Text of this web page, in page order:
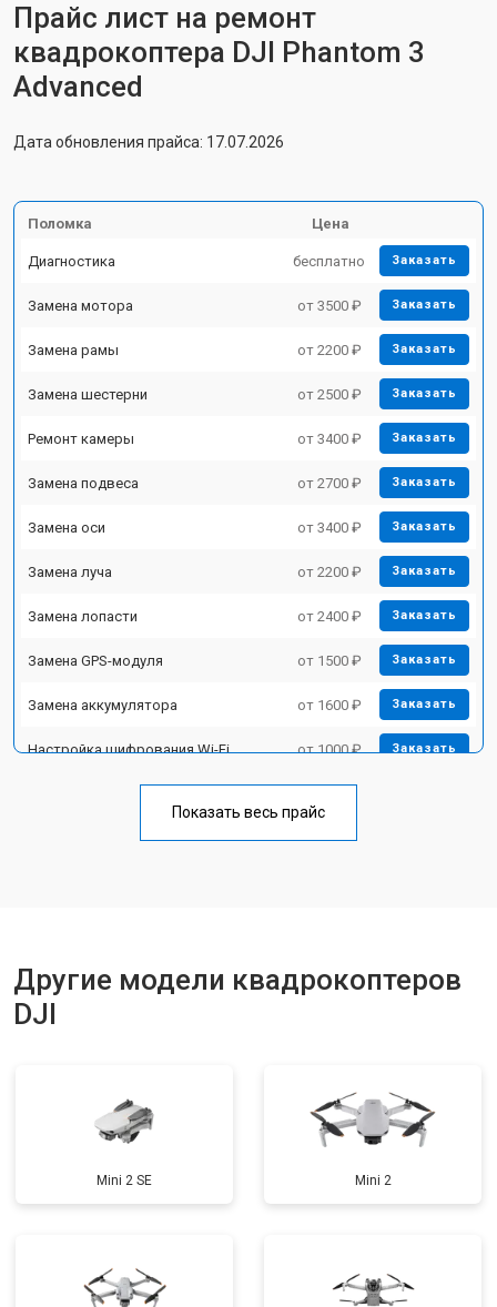
Прайс лист на ремонт
квадрокоптера DJI Phantom 3
Advanced
Дата обновления прайса: 17.07.2026
Поломка Цена
Диагностика бесплатно Заказать
Замена мотора от 3500 ₽ Заказать
Замена рамы от 2200 ₽ Заказать
Замена шестерни от 2500 ₽ Заказать
Ремонт камеры от 3400 ₽ Заказать
Замена подвеса от 2700 ₽ Заказать
Замена оси от 3400 ₽ Заказать
Замена луча от 2200 ₽ Заказать
Замена лопасти от 2400 ₽ Заказать
Замена GPS-модуля от 1500 ₽ Заказать
Замена аккумулятора от 1600 ₽ Заказать
Настройка шифрования Wi-Fi от 1000 ₽ Заказать
Замена материнской платы от 2800 ₽
Показать весь прайс
Другие модели квадрокоптеров
DJI
Mini 2 SE Mini 2